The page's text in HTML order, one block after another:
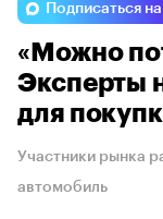
Подписаться
«Можно
Эксперты
для
Участники рынка
автомобиль